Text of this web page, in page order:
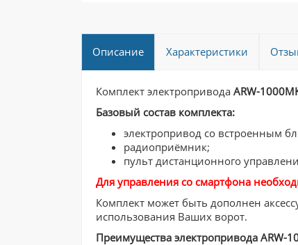
Описание Характеристики
Комплект электропривода ARW-
Базовый состав комплекта:
электропривод со встроенным
радиоприёмник;
пульт дистанционного
Для управления со смартфона
​Комплект может быть дополнен
использования Ваших ворот.
Преимущества электропривода ARW-